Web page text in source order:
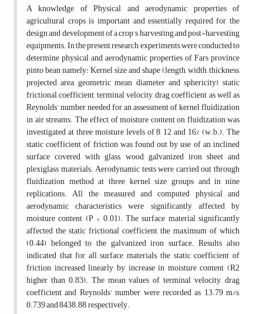
A knowledge of Physical and aerodynamic properties of
agricultural crops is important and essentially required for the
design and development of a crop's harvesting and post-harvesting
equipments. In the present research, experiments were conducted to
determine physical and aerodynamic properties of Fars province
pinto bean namely: Kernel size and shape (length, width, thickness,
projected area, geometric mean diameter and sphericity), static
frictional coefficient, terminal velocity, drag coefficient as well as
Reynolds' number needed for an assessment of kernel fluidization
in air streams. The effect of moisture content on fluidization was
investigated at three moisture levels of 8, 12 and 16% (w.b.). The
static coefficient of friction was found out by use of an inclined
surface covered with glass, wood, galvanized iron sheet and
plexiglass materials. Aerodynamic tests were carried out through
fluidization method at three kernel size groups and in nine
replications. All the measured and computed physical and
aerodynamic characteristics were significantly affected by
moisture content (P < 0.01). The surface material significantly
affected the static frictional coefficient, the maximum of which
(0.44) belonged to the galvanized iron surface. Results also
indicated that for all surface materials, the static coefficient of
friction increased linearly by increase in moisture content (R2
higher than 0.83). The mean values of terminal velocity, drag
coefficient and Reynolds' number were recorded as 13.79 m/s,
0.739 and 8438.88, respectively.